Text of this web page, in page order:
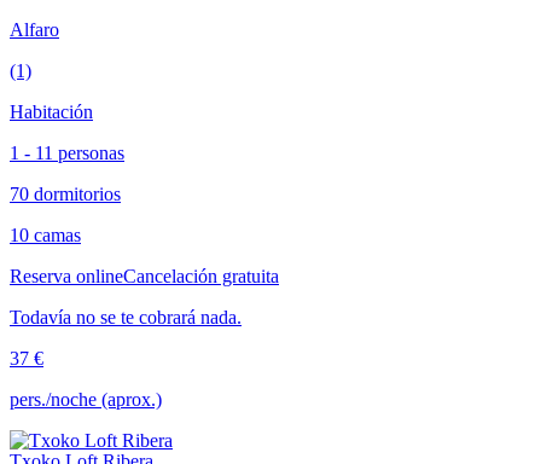
Alfaro
(1)
Habitación
1 - 11 personas
70 dormitorios
10 camas
Reserva onlineCancelación gratuita
Todavía no se te cobrará nada.
37 €
pers./noche (aprox.)